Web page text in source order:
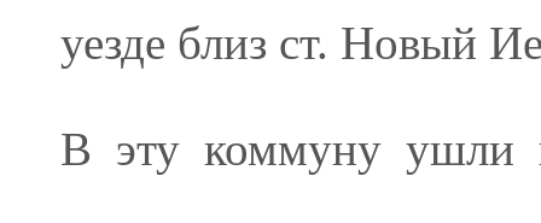
уезде близ ст. Новый
В эту коммуну ушли